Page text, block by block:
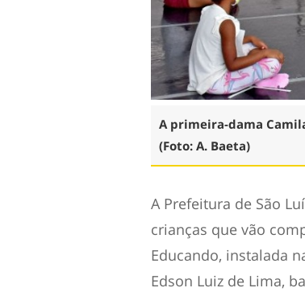
A primeira-dama
(Foto: A. Baeta)
A Prefeitura de São
crianças que vão
Educando, instalada
Edson Luiz de Lima,